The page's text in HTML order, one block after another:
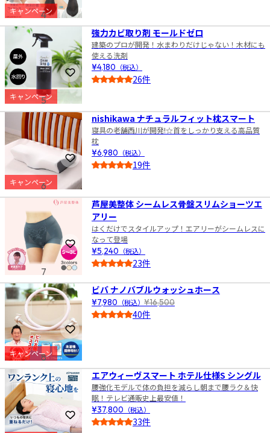
キャンペーン
お気に入りに登録
キャンペーン
4
強力カビ取り剤 モールドゼロ
建築のプロが開発！水まわりだけじゃない！木材にも
使える洗剤
¥4,180 （税込）
26件
お気に入りに登録
キャンペーン
5
nishikawa ナチュラルフィット枕スマート
寝具の老舗西川が開発!☆首をしっかり支える高品質
枕
¥6,980 （税込）
19件
お気に入りに登録
6
芦屋美整体 シームレス骨盤スリムショーツエ
アリー
はくだけでスタイルアップ！エアリーがシームレスに
なって登場
¥5,240 （税込）
23件
お気に入りに登録
キャンペーン
7
ビバ ナノバブルウォッシュホース
¥7,980 （税込） ¥16,500
40件
お気に入りに登録
8
エアウィーヴスマート ホテル仕様S シングル
腰強化モデルで体の負担を減らし朝まで腰ラク＆快
眠！テレビ通販史上最安値！
¥37,800 （税込）
33件